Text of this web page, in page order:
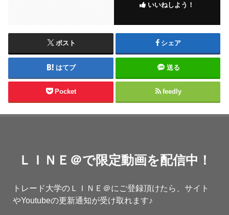
いいねしよう！
ポスト シェア
はてブ 送る
Pocket feedly
ＬＩＮＥ＠で限定動画を配信中！
トレード大学のＬＩＮＥ＠にご登録頂けたら、サイト
やYoutubeの更新通知が受け取れます♪